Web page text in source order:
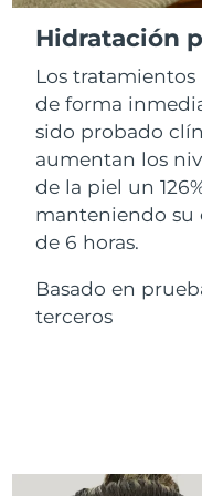
Hidratación
Los tratamientos
de forma
sido probado
aumentan los
de la piel un
manteniendo su
de 6 horas.
Basado en
terceros
For
Cosméticos
Comprar todo
ACERCA DE
Israel
Italia
Japón
Jersey
Kazajistán
Kuwait